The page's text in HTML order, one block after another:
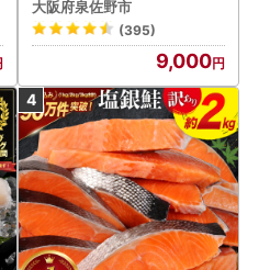
大阪府泉佐野市
(395)
9,000